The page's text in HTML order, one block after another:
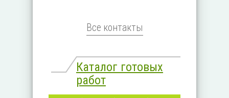
Все контакты
Каталог готовых
работ